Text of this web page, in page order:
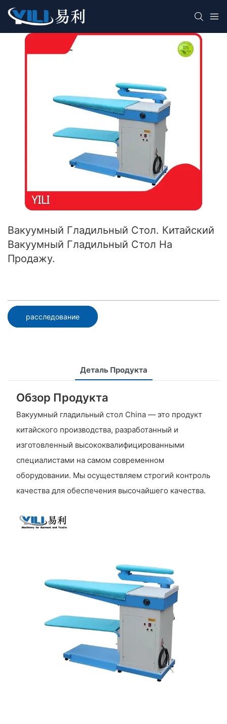
Вакуумный Гладильный Стол. Китайский
Вакуумный Гладильный Стол На
Продажу.
расследование
Деталь Продукта
Обзор Продукта
Вакуумный гладильный стол China — это продукт
китайского производства, разработанный и
изготовленный высококвалифицированными
специалистами на самом современном
оборудовании. Мы осуществляем строгий контроль
качества для обеспечения высочайшего качества.